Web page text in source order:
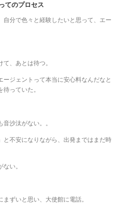
てのプロセス
自分で色々と経験したいと思って、エー
、あとは待つ。
ジェントって本当に安心料なんだなと
っていた。
沙汰がない。。
と不安になりながら、出発まではまだ時
い。
ずいと思い、大使館に電話。